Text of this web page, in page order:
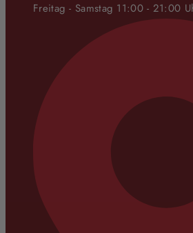
Freitag - Samstag 11:00 - 21:00